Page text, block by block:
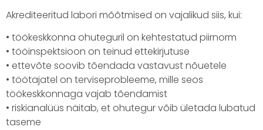
Akrediteeritud labori mõõtmised on vajalikud siis, kui:
• töökeskkonna ohuteguril on kehtestatud piirnorm
• tööinspektsioon on teinud ettekirjutuse
• ettevõte soovib tõendada vastavust nõuetele
• töötajatel on terviseprobleeme, mille seos
töökeskkonnaga vajab tõendamist
• riskianalüüs näitab, et ohutegur võib ületada lubatud
taseme